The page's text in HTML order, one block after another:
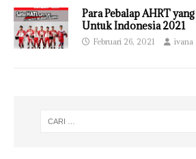
Para Pebalap AHRT
Untuk Indonesia 2021
Februari 26, 2021 ivana